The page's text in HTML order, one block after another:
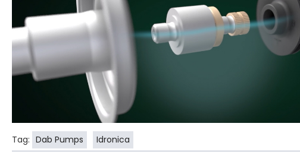
Tag: Dab Pumps Idronica